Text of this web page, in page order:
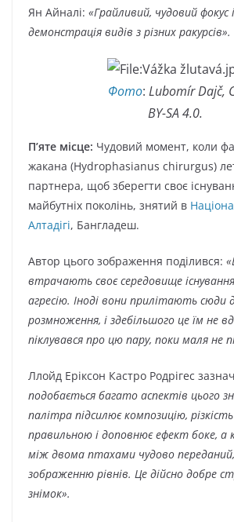
Ян Айналі: «Грайливий, чудовий фокус
демонстрація видів з різних ракурсів».
Фото: Lubomír Dajč,
BY-SA 4.0.
П’яте місце: Чудовий момент, коли
жакана (Hydrophasianus chirurgus)
партнера, щоб зберегти своє
майбутніх поколінь, знятий в
Алтадігі, Бангладеш.
Автор цього зображення поділився:
втрачають своє середовище
агресію. Іноді вони прилітають сюди
розмноження, і здебільшого це їм не
піклувався про цю пару, поки маля не
Ллойд Еріксон Кастро Родрігес
подобається багато аспектів цього
палітра підсилює композицію,
правильною і доповнює ефект боке, а
між двома птахами чудово
зображенню рівнів. Це дійсно добре
знімок».